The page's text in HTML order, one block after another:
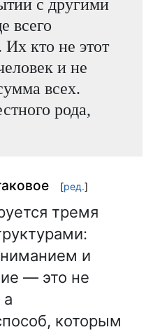
всего
Их кто не этот
и не
всех.
рода,
[ред.]
тремя
и
— это не
а
которым